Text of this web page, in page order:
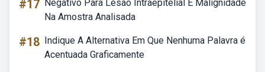
#17 Negativo Para Lesao Intraepitelial E Malignidade
Na Amostra Analisada
#18 Indique A Alternativa Em Que Nenhuma Palavra é
Acentuada Graficamente